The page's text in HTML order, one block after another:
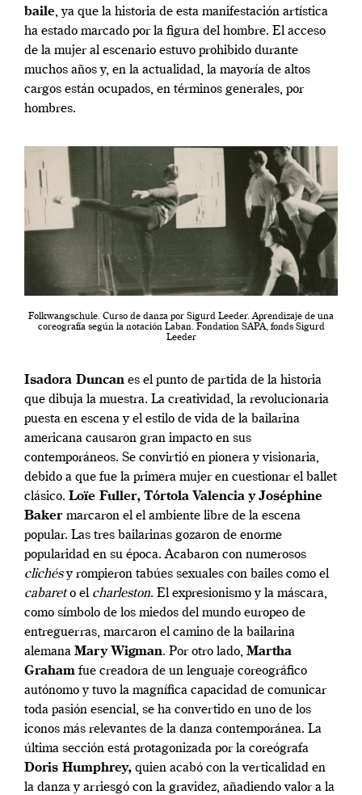
baile, ya que la historia de esta manifestación artística
ha estado marcado por la figura del hombre. El acceso
de la mujer al escenario estuvo prohibido durante
muchos años y, en la actualidad, la mayoría de altos
cargos están ocupados, en términos generales, por
hombres.
Folkwangschule. Curso de danza por Sigurd Leeder. Aprendizaje de una
coreografía según la notación Laban. Fondation SAPA, fonds Sigurd
Leeder
Isadora Duncan es el punto de partida de la historia
que dibuja la muestra. La creatividad, la revolucionaria
puesta en escena y el estilo de vida de la bailarina
americana causaron gran impacto en sus
contemporáneos. Se convirtió en pionera y visionaria,
debido a que fue la primera mujer en cuestionar el ballet
clásico. Loïe Fuller, Tórtola Valencia y Joséphine
Baker marcaron el el ambiente libre de la escena
popular. Las tres bailarinas gozaron de enorme
popularidad en su época. Acabaron con numerosos
clichésy rompieron tabúes sexuales con bailes como el
cabareto el charleston. El expresionismo y la máscara,
como símbolo de los miedos del mundo europeo de
entreguerras, marcaron el camino de la bailarina
alemana Mary Wigman. Por otro lado, Martha
Graham fue creadora de un lenguaje coreográfico
autónomo y tuvo la magnífica capacidad de comunicar
toda pasión esencial, se ha convertido en uno de los
iconos más relevantes de la danza contemporánea. La
última sección está protagonizada por la coreógrafa
Doris Humphrey, quien acabó con la verticalidad en
la danza y arriesgó con la gravidez, añadiendo valor a la